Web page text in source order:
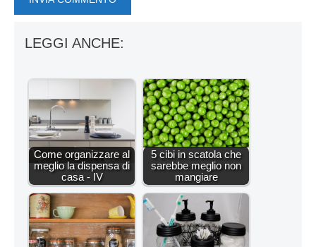
LEGGI ANCHE:
Come organizzare al
meglio la dispensa di
casa - IV
5 cibi in scatola che
sarebbe meglio non
mangiare